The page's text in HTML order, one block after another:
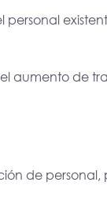
aumento de
de personal,